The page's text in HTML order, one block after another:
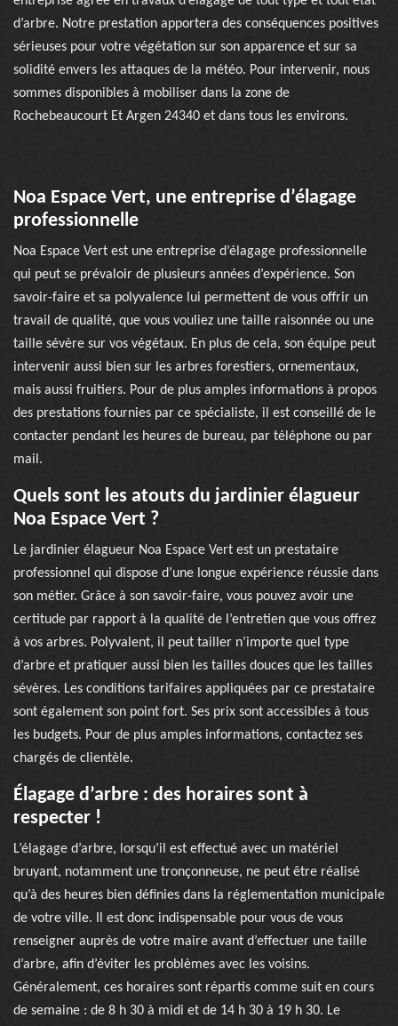
d’arbre. Notre prestation apportera des conséquences positives
sérieuses pour votre végétation sur son apparence et sur sa
solidité envers les attaques de la météo. Pour intervenir, nous
sommes disponibles à mobiliser dans la zone de
Rochebeaucourt Et Argen 24340 et dans tous les environs.
Noa Espace Vert, une entreprise d’élagage
professionnelle
Noa Espace Vert est une entreprise d’élagage professionnelle
qui peut se prévaloir de plusieurs années d’expérience. Son
savoir-faire et sa polyvalence lui permettent de vous offrir un
travail de qualité, que vous vouliez une taille raisonnée ou une
taille sévère sur vos végétaux. En plus de cela, son équipe peut
intervenir aussi bien sur les arbres forestiers, ornementaux,
mais aussi fruitiers. Pour de plus amples informations à propos
des prestations fournies par ce spécialiste, il est conseillé de le
contacter pendant les heures de bureau, par téléphone ou par
mail.
Quels sont les atouts du jardinier élagueur
Noa Espace Vert ?
Le jardinier élagueur Noa Espace Vert est un prestataire
professionnel qui dispose d’une longue expérience réussie dans
son métier. Grâce à son savoir-faire, vous pouvez avoir une
certitude par rapport à la qualité de l’entretien que vous offrez
à vos arbres. Polyvalent, il peut tailler n’importe quel type
d’arbre et pratiquer aussi bien les tailles douces que les tailles
sévères. Les conditions tarifaires appliquées par ce prestataire
sont également son point fort. Ses prix sont accessibles à tous
les budgets. Pour de plus amples informations, contactez ses
chargés de clientèle.
Élagage d’arbre : des horaires sont à
respecter !
L’élagage d’arbre, lorsqu’il est effectué avec un matériel
bruyant, notamment une tronçonneuse, ne peut être réalisé
qu’à des heures bien définies dans la réglementation municipale
de votre ville. Il est donc indispensable pour vous de vous
renseigner auprès de votre maire avant d’effectuer une taille
d’arbre, afin d’éviter les problèmes avec les voisins.
Généralement, ces horaires sont répartis comme suit en cours
de semaine : de 8 h 30 à midi et de 14 h 30 à 19 h 30. Le